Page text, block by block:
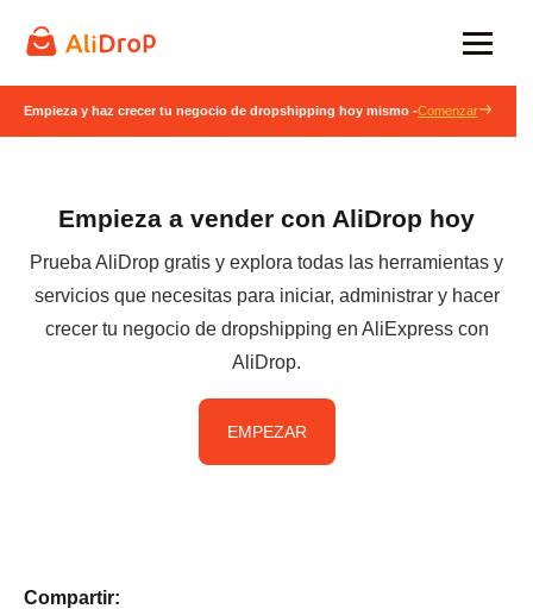
Empieza y haz crecer tu negocio de dropshipping hoy mismo -Comenzar
Empieza a vender con AliDrop hoy
Prueba AliDrop gratis y explora todas las herramientas y
servicios que necesitas para iniciar, administrar y hacer
crecer tu negocio de dropshipping en AliExpress con
AliDrop.
EMPEZAR
Compartir: